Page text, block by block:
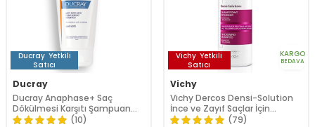
Ducray Yetkili
Satıcı
Ducray
Ducray Anaphase+ Saç
Dökülmesi Karşıtı Şampuan
100 ml
(10)
Vichy Yetkili
Satıcı
KARGO
BEDAVA
Vichy
Vichy Dercos Densi-Solution
İnce ve Zayıf Saçlar İçin
Şampuan 400 ml
(79)